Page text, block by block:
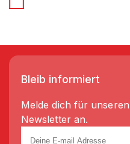
Bleib informiert
Melde dich für unseren
Newsletter an.